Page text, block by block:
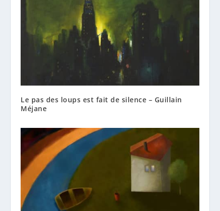
Le pas des loups est fait de silence – Guillain
Méjane